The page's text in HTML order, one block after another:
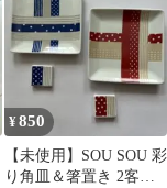
¥850
【未使用】SOU SOU 彩
り角皿＆箸置き 2客セ